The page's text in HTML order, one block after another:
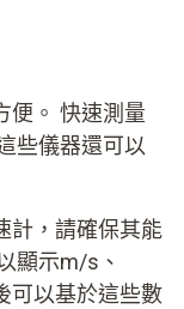
便。 快速測量
些儀器還可以
計，請確保其能
顯示m/s、
可以基於這些數